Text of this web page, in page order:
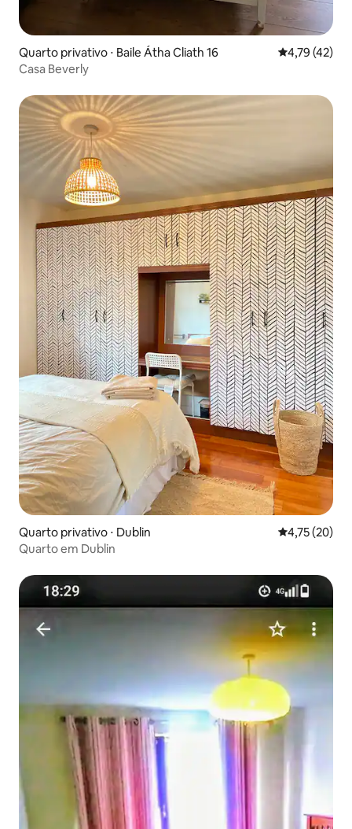
Quarto privativo ⋅ Baile Átha Cliath 16 4,79 de uma
4,79 (42)
Casa Beverly
Quarto privativo ⋅ Dublin 4,75 de uma
4,75 (20)
Quarto em Dublin